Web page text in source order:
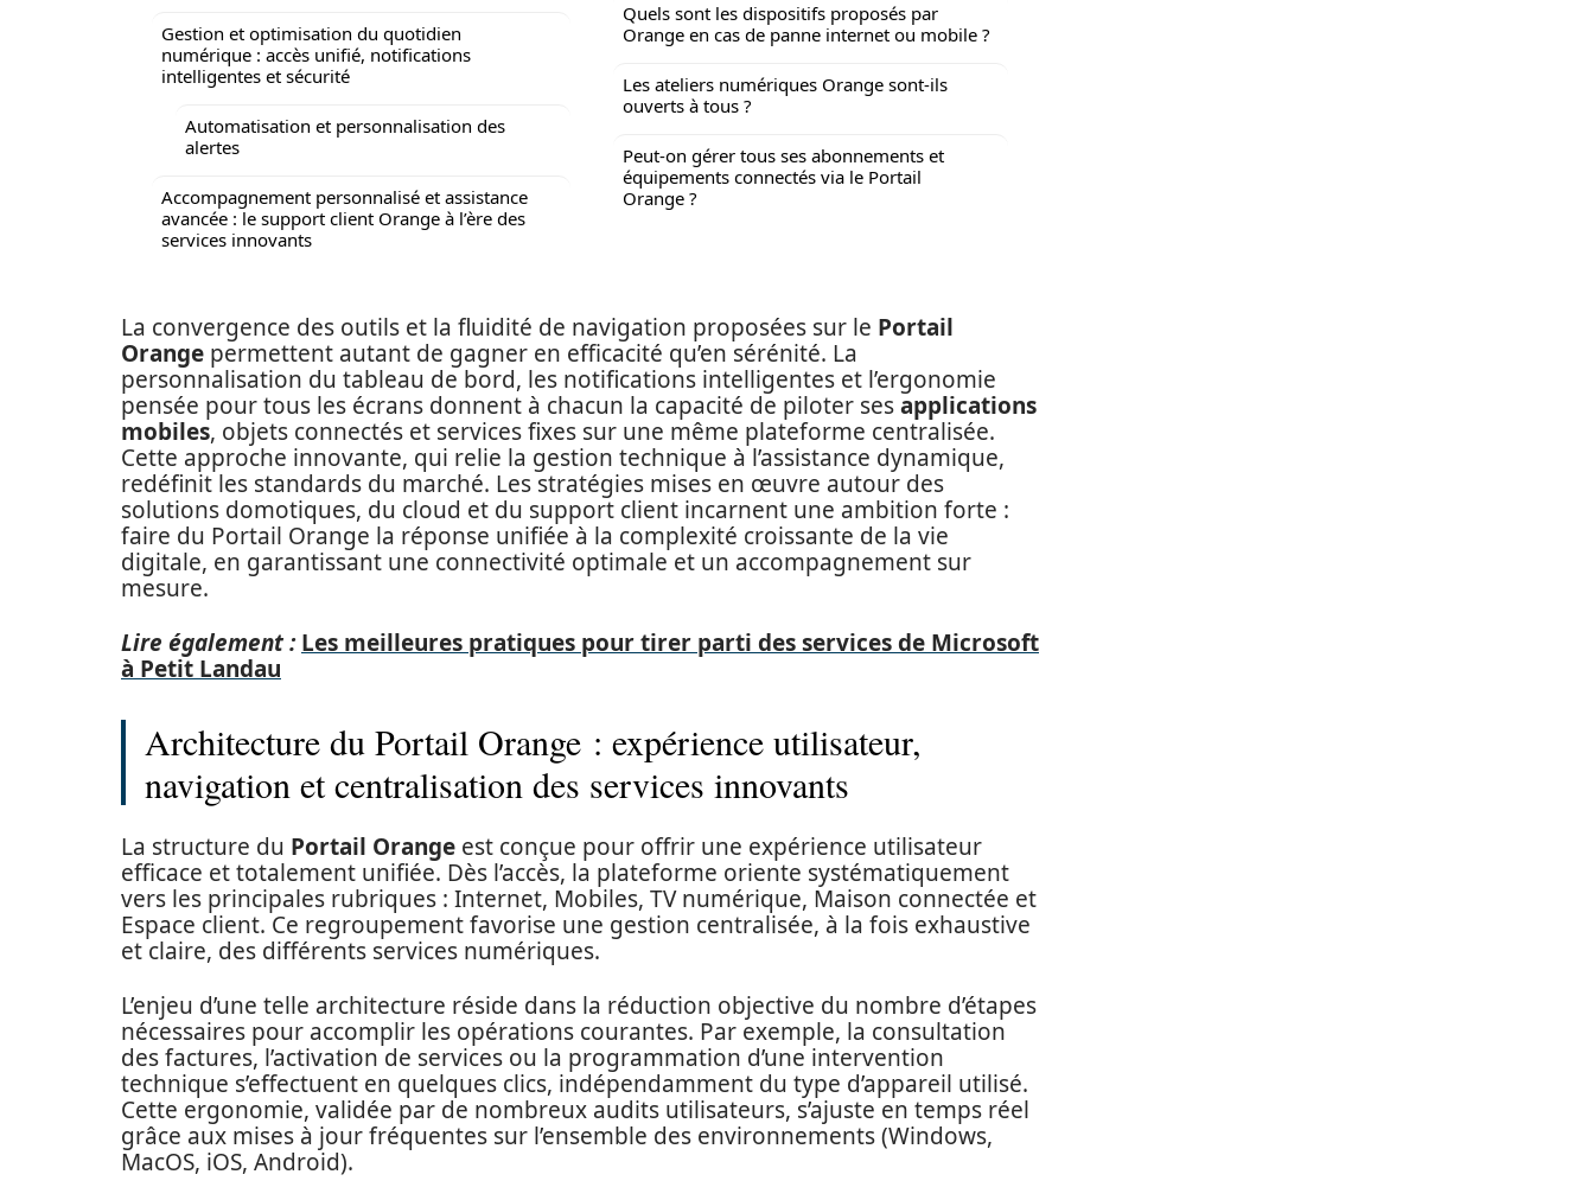
Gestion et optimisation du quotidien
numérique : accès unifié, notifications
intelligentes et sécurité
Automatisation et personnalisation des
alertes
Accompagnement personnalisé et assistance
avancée : le support client Orange à l’ère des
services innovants
Quels sont les dispositifs proposés par
Orange en cas de panne internet ou mobile ?
Les ateliers numériques Orange sont-ils
ouverts à tous ?
Peut-on gérer tous ses abonnements et
équipements connectés via le Portail
Orange ?
La convergence des outils et la fluidité de navigation proposées sur le Portail
Orange permettent autant de gagner en efficacité qu’en sérénité. La
personnalisation du tableau de bord, les notifications intelligentes et l’ergonomie
pensée pour tous les écrans donnent à chacun la capacité de piloter sesapplications
mobiles, objets connectés et services fixes sur une même plateforme centralisée.
Cette approche innovante, qui relie la gestion technique à l’assistance dynamique,
redéfinit les standards du marché. Les stratégies mises en œuvre autour des
solutions domotiques, du cloud et du support client incarnent une ambition forte :
faire du Portail Orange la réponse unifiée à la complexité croissante de la vie
digitale, en garantissant une connectivité optimale et un accompagnement sur
mesure.
Lire également : Les meilleures pratiques pour tirer parti des services de Microsoft
à Petit Landau
Architecture du Portail Orange : expérience utilisateur,
navigation et centralisation des services innovants
La structure du Portail Orange est conçue pour offrir une expérience utilisateur
efficace et totalement unifiée. Dès l’accès, la plateforme oriente systématiquement
vers les principales rubriques : Internet, Mobiles, TV numérique, Maison connectée et
Espace client. Ce regroupement favorise une gestion centralisée, à la fois exhaustive
et claire, des différents services numériques.
L’enjeu d’une telle architecture réside dans la réduction objective du nombre d’étapes
nécessaires pour accomplir les opérations courantes. Par exemple, la consultation
des factures, l’activation de services ou la programmation d’une intervention
technique s’effectuent en quelques clics, indépendamment du type d’appareil utilisé.
Cette ergonomie, validée par de nombreux audits utilisateurs, s’ajuste en temps réel
grâce aux mises à jour fréquentes sur l’ensemble des environnements (Windows,
MacOS, iOS, Android).